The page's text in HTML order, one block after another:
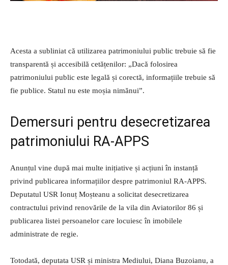
Acesta a subliniat că utilizarea patrimoniului public trebuie să fie
transparentă și accesibilă cetățenilor: „Dacă folosirea
patrimoniului public este legală și corectă, informațiile trebuie să
fie publice. Statul nu este moșia nimănui”.
Demersuri pentru desecretizarea
patrimoniului RA-APPS
Anunțul vine după mai multe inițiative și acțiuni în instanță
privind publicarea informațiilor despre patrimoniul RA-APPS.
Deputatul USR Ionuț Moșteanu a solicitat desecretizarea
contractului privind renovările de la vila din Aviatorilor 86 și
publicarea listei persoanelor care locuiesc în imobilele
administrate de regie.
Totodată, deputata USR și ministra Mediului, Diana Buzoianu, a